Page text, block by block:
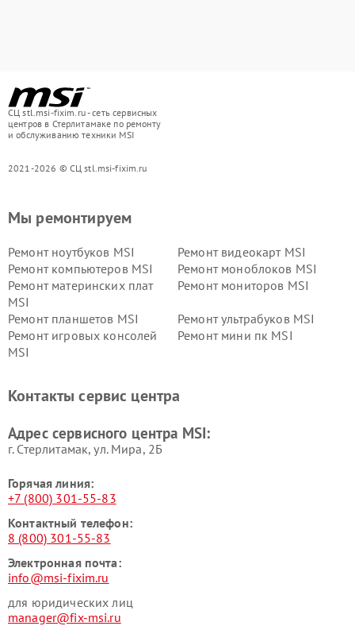
СЦ stl.msi-fixim.ru - сеть сервисных
центров в Стерлитамаке по ремонту
и обслуживанию техники MSI
2021-2026 © СЦ stl.msi-fixim.ru
Мы ремонтируем
Ремонт ноутбуков MSI
Ремонт видеокарт MSI
Ремонт компьютеров MSI
Ремонт моноблоков MSI
Ремонт материнских плат
MSI
Ремонт мониторов MSI
Ремонт планшетов MSI
Ремонт ультрабуков MSI
Ремонт игровых консолей
MSI
Ремонт мини пк MSI
Контакты сервис центра
Адрес сервисного центра MSI:
г. Стерлитамак, ул. Мира, 2Б
Горячая линия:
+7 (800) 301-55-83
Контактный телефон:
8 (800) 301-55-83
Электронная почта:
info@msi-fixim.ru
для юридических лиц
manager@fix-msi.ru